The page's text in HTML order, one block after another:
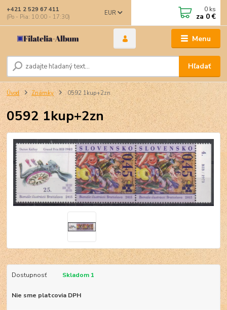
Menu
EUR
Hľadať
+421 2 529 67 411
(Po - Pia: 10:00 - 17:30)
0 ks
za 0 €
Úvod Známky 0592 1kup+2zn
0592 1kup+2zn
Dostupnosť Skladom 1
Nie sme platcovia DPH